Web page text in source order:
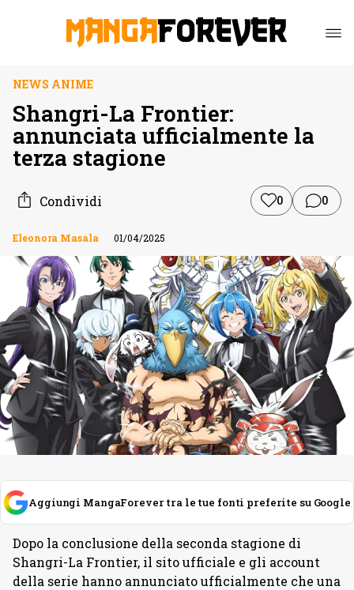
NEWS ANIME
Shangri-La Frontier:
annunciata ufficialmente la
terza stagione
Condividi 0 0
Eleonora Masala 01/04/2025
Aggiungi MangaForever tra le tue fonti preferite su Google
Dopo la conclusione della seconda stagione di
Shangri-La Frontier, il sito ufficiale e gli account
della serie hanno annunciato ufficialmente che una